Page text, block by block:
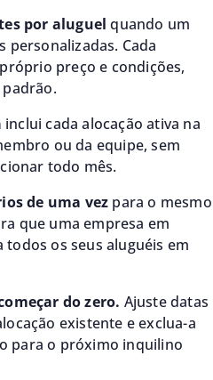
por aluguel quando um
personalizadas. Cada
preço e condições,
inclui cada alocação ativa na
ou da equipe, sem
todo mês.
de uma vez para o mesmo
que uma empresa em
os seus aluguéis em
do zero. Ajuste datas
existente e exclua-a
para o próximo inquilino